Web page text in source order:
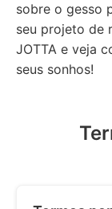
sobre o gesso
seu projeto de
JOTTA e veja
seus sonhos!